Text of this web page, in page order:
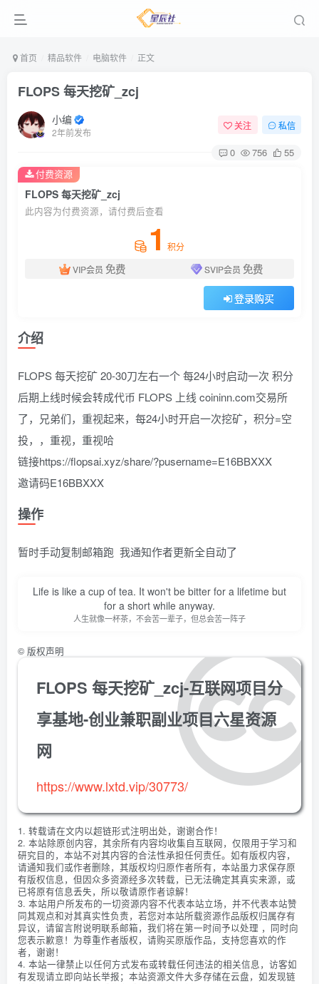
首页 精品软件 电脑软件 正文
FLOPS 每天挖矿_zcj
小编
2年前发布
关注 私信
0 756 55
FLOPS 每天挖矿_zcj
此内容为付费资源，请付费后查看
1 积分
VIP会员 免费 SVIP会员 免费
登录购买
付费资源
介绍
FLOPS 每天挖矿 20-30刀左右一个 每24小时启动一次 积分
后期上线时候会转成代币 FLOPS 上线 coininn.com交易所
了，兄弟们，重视起来，每24小时开启一次挖矿，积分=空
投，，重视，重视哈
链接https://flopsai.xyz/share/?pusername=E16BBXXX
邀请码E16BBXXX
操作
暂时手动复制邮箱跑 我通知作者更新全自动了
Life is like a cup of tea. It won't be bitter for a lifetime but
for a short while anyway.
人生就像一杯茶，不会苦一辈子，但总会苦一阵子
© 版权声明
FLOPS 每天挖矿_zcj-互联网项目分
享基地-创业兼职副业项目六星资源
网
https://www.lxtd.vip/30773/
1. 转载请在文内以超链形式注明出处，谢谢合作！
2. 本站除原创内容，其余所有内容均收集自互联网，仅限用于学习和
研究目的，本站不对其内容的合法性承担任何责任。如有版权内容，
请通知我们或作者删除，其版权均归原作者所有，本站虽力求保存原
有版权信息，但因众多资源经多次转载，已无法确定其真实来源，或
已将原有信息丢失，所以敬请原作者谅解！
3. 本站用户所发布的一切资源内容不代表本站立场，并不代表本站赞
同其观点和对其真实性负责，若您对本站所载资源作品版权归属存有
异议，请留言附说明联系邮箱，我们将在第一时间予以处理 ，同时向
您表示歉意！为尊重作者版权，请购买原版作品，支持您喜欢的作
者，谢谢！
4. 本站一律禁止以任何方式发布或转载任何违法的相关信息，访客如
有发现请立即向站长举报；本站资源文件大多存储在云盘，如发现链